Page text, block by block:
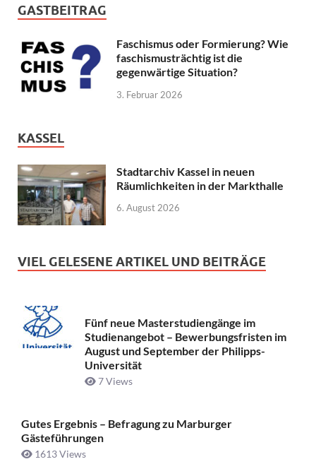
GASTBEITRAG
Faschismus oder Formierung? Wie
faschismusträchtig ist die
gegenwärtige Situation?
3. Februar 2026
KASSEL
Stadtarchiv Kassel in neuen
Räumlichkeiten in der Markthalle
6. August 2026
VIEL GELESENE ARTIKEL UND BEITRÄGE
Fünf neue Masterstudiengänge im
Studienangebot – Bewerbungsfristen im
August und September der Philipps-
Universität
7 Views
Gutes Ergebnis – Befragung zu Marburger
Gästeführungen
1613 Views